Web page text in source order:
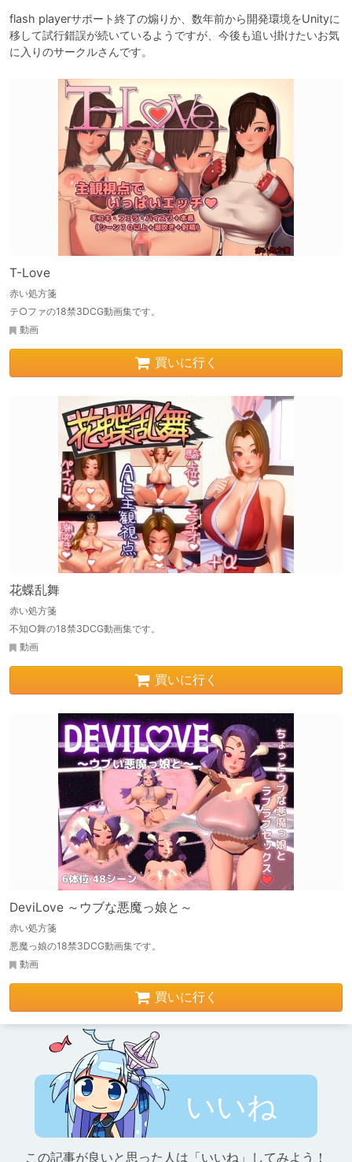
flash playerサポート終了の煽りか、数年前から開発環境をUnityに
移して試行錯誤が続いているようですが、今後も追い掛けたいお気
に入りのサークルさんです。
T-Love
赤い処方箋
テ○ファの18禁3DCG動画集です。
動画
買いに行く
花蝶乱舞
赤い処方箋
不知○舞の18禁3DCG動画集です。
動画
買いに行く
DeviLove ～ウブな悪魔っ娘と～
赤い処方箋
悪魔っ娘の18禁3DCG動画集です。
動画
買いに行く
いいね
この記事が良いと思った人は「いいね」してみよう！